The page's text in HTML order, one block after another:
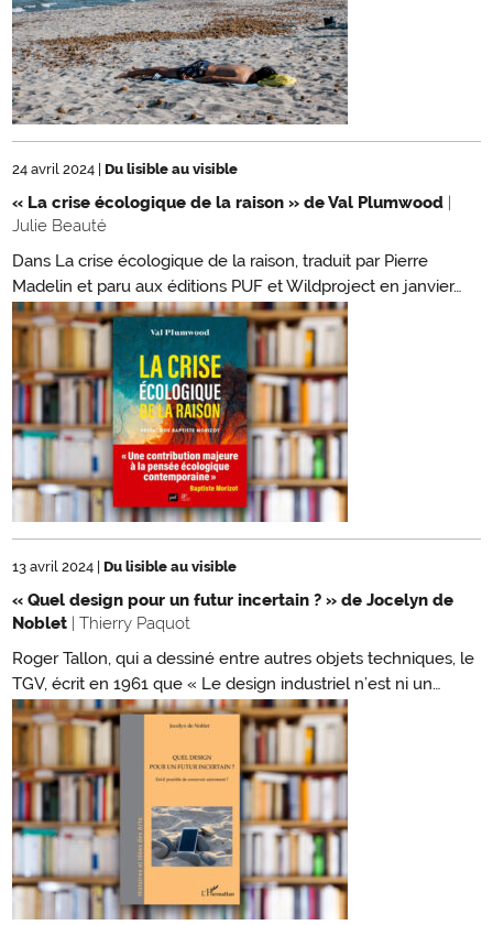
24 avril 2024 Du lisible au visible
« La crise écologique de la raison » de Val Plumwood |
Julie Beauté
Dans La crise écologique de la raison, traduit par Pierre
Madelin et paru aux éditions PUF et Wildproject en janvier…
13 avril 2024 Du lisible au visible
« Quel design pour un futur incertain ? » de Jocelyn de
Noblet | Thierry Paquot
Roger Tallon, qui a dessiné entre autres objets techniques, le
TGV, écrit en 1961 que « Le design industriel n’est ni un…